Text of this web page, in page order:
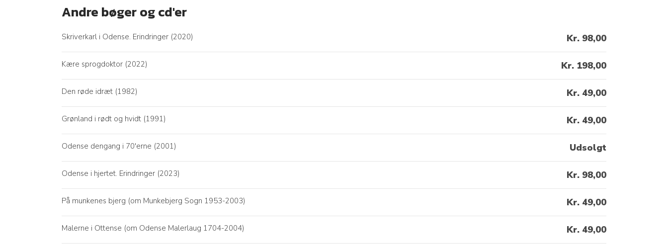
Andre bøger og cd'er
Skriverkarl i Odense. Erindringer (2020) Kr. 98,00
Kære sprogdoktor (2022) Kr. 198,00
Den røde idræt (1982) Kr. 49,00
Grønland i rødt og hvidt (1991) Kr. 49,00
Odense dengang i 70'erne (2001) Udsolgt
Odense i hjertet. Erindringer (2023) Kr. 98,00
På munkenes bjerg (om Munkebjerg Sogn 1953-2003) Kr. 49,00​
Malerne i Ottense (om Odense Malerlaug 1704-2004) Kr. 49,00